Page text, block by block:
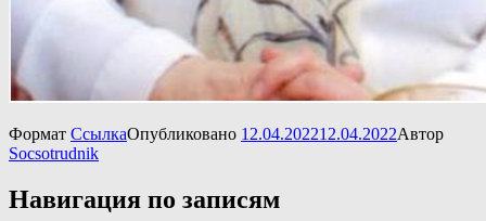
Формат СсылкаОпубликовано 12.04.202212.04.2022Автор
Socsotrudnik
Навигация по записям